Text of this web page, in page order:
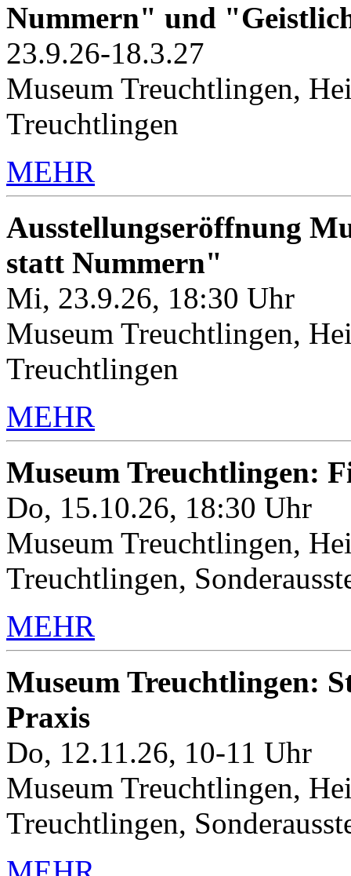
Nummern" und
23.9.26-18.3.27
Museum Treuchtlingen,
Treuchtlingen
MEHR
Ausstellungseröffnung
statt Nummern"
Mi, 23.9.26, 18:30 Uhr
Museum Treuchtlingen,
Treuchtlingen
MEHR
Museum Treuchtlingen:
Do, 15.10.26, 18:30 Uhr
Museum Treuchtlingen,
Treuchtlingen,
MEHR
Museum Treuchtlingen:
Praxis
Do, 12.11.26, 10-11 Uhr
Museum Treuchtlingen,
Treuchtlingen,